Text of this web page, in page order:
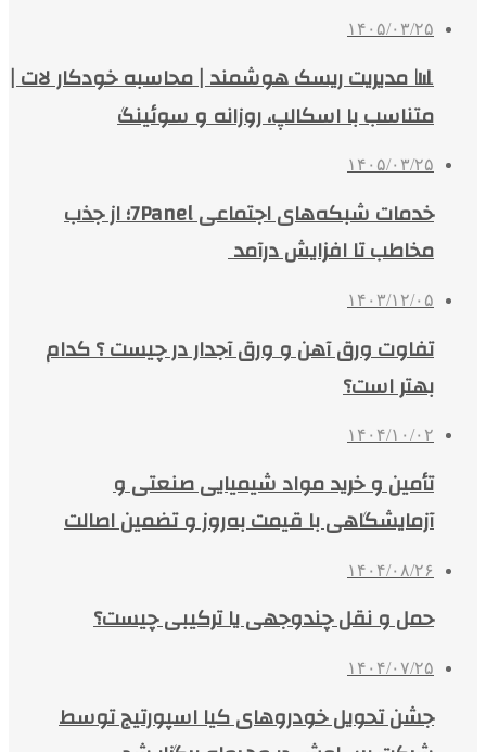
۱۴۰۵/۰۳/۲۵
📊 مدیریت ریسک هوشمند | محاسبه خودکار لات |
متناسب با اسکالپ، روزانه و سوئینگ
۱۴۰۵/۰۳/۲۵
خدمات شبکه‌های اجتماعی 7Panel؛ از جذب
مخاطب تا افزایش درآمد
۱۴۰۳/۱۲/۰۵
تفاوت ورق آهن و ورق آجدار در چیست ؟ کدام
بهتر است؟
۱۴۰۴/۱۰/۰۲
تأمین و خرید مواد شیمیایی صنعتی و
آزمایشگاهی با قیمت به‌روز و تضمین اصالت
۱۴۰۴/۰۸/۲۶
حمل و نقل چندوجهی یا ترکیبی چیست؟
۱۴۰۴/۰۷/۲۵
جشن تحویل خودروهای کیا اسپورتیج توسط